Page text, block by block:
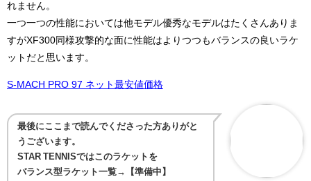
れません。
一つ一つの性能においては他モデル優秀なモデルはたくさんありま
すがXF300同様攻撃的な面に性能はよりつつもバランスの良いラケ
ットだと思います。
S-MACH PRO 97 ネット最安値価格
最後にここまで読んでくださった方ありがと
うございます。
STAR TENNISではこのラケットを
バランス型ラケット一覧→【準備中】